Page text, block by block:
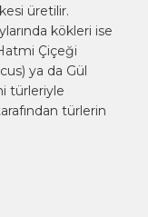
üretilir.
kökleri ise
Çiçeği
ya da Gül
türleriyle
türlerin